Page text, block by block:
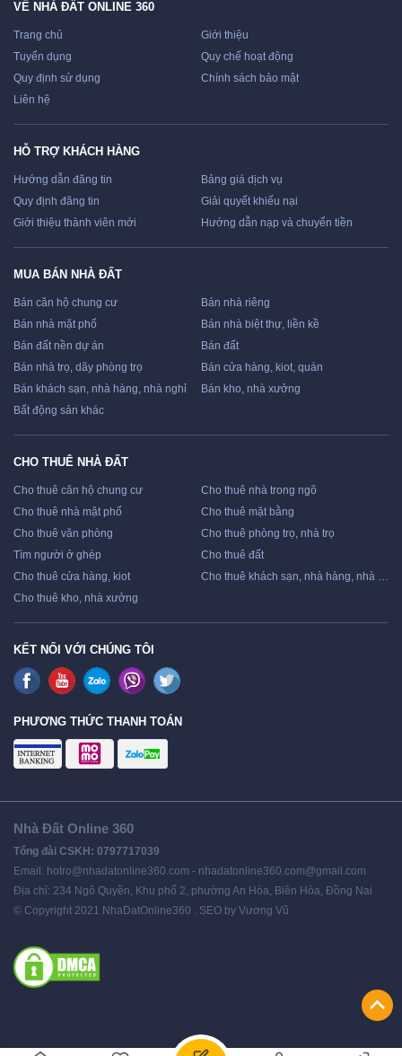
VỀ NHÀ ĐẤT ONLINE 360
Trang chủ
Giới thiệu
Tuyển dụng
Quy chế hoạt động
Quy định sử dụng
Chính sách bảo mật
Liên hệ
HỖ TRỢ KHÁCH HÀNG
Hướng dẫn đăng tin
Bảng giá dịch vụ
Quy định đăng tin
Giải quyết khiếu nại
Giới thiệu thành viên mới
Hướng dẫn nạp và chuyển tiền
MUA BÁN NHÀ ĐẤT
Bán căn hộ chung cư
Bán nhà riêng
Bán nhà mặt phố
Bán nhà biệt thự, liền kề
Bán đất nền dự án
Bán đất
Bán nhà trọ, dãy phòng trọ
Bán cửa hàng, kiot, quán
Bán khách sạn, nhà hàng, nhà nghỉ
Bán kho, nhà xưởng
Bất động sản khác
CHO THUÊ NHÀ ĐẤT
Cho thuê căn hộ chung cư
Cho thuê nhà trong ngõ
Cho thuê nhà mặt phố
Cho thuê mặt bằng
Cho thuê văn phòng
Cho thuê phòng trọ, nhà trọ
Tìm người ở ghép
Cho thuê đất
Cho thuê cửa hàng, kiot
Cho thuê khách sạn, nhà hàng, nhà nghỉ
Cho thuê kho, nhà xưởng
KẾT NỐI VỚI CHÚNG TÔI
PHƯƠNG THỨC THANH TOÁN
Nhà Đất Online 360
Tổng đài CSKH: 0797717039
Email: hotro@nhadatonline360.com - nhadatonline360.com@gmail.com
Địa chỉ: 234 Ngô Quyền, Khu phố 2, phường An Hòa, Biên Hòa, Đồng Nai
© Copyright 2021 NhaDatOnline360 . SEO by Vương Vũ